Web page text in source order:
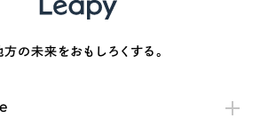
方の未来をおもしろくする。